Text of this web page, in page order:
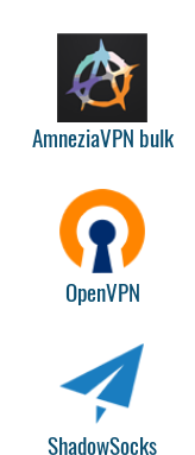
AmneziaVPN bulk
OpenVPN
ShadowSocks